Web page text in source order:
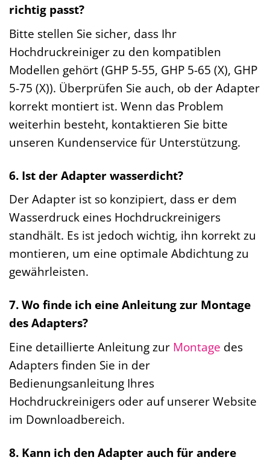
richtig passt?
Bitte stellen Sie sicher, dass Ihr
Hochdruckreiniger zu den kompatiblen
Modellen gehört (GHP 5-55, GHP 5-65 (X), GHP
5-75 (X)). Überprüfen Sie auch, ob der Adapter
korrekt montiert ist. Wenn das Problem
weiterhin besteht, kontaktieren Sie bitte
unseren Kundenservice für Unterstützung.
6. Ist der Adapter wasserdicht?
Der Adapter ist so konzipiert, dass er dem
Wasserdruck eines Hochdruckreinigers
standhält. Es ist jedoch wichtig, ihn korrekt zu
montieren, um eine optimale Abdichtung zu
gewährleisten.
7. Wo finde ich eine Anleitung zur Montage
des Adapters?
Eine detaillierte Anleitung zur Montage des
Adapters finden Sie in der
Bedienungsanleitung Ihres
Hochdruckreinigers oder auf unserer Website
im Downloadbereich.
8. Kann ich den Adapter auch für andere